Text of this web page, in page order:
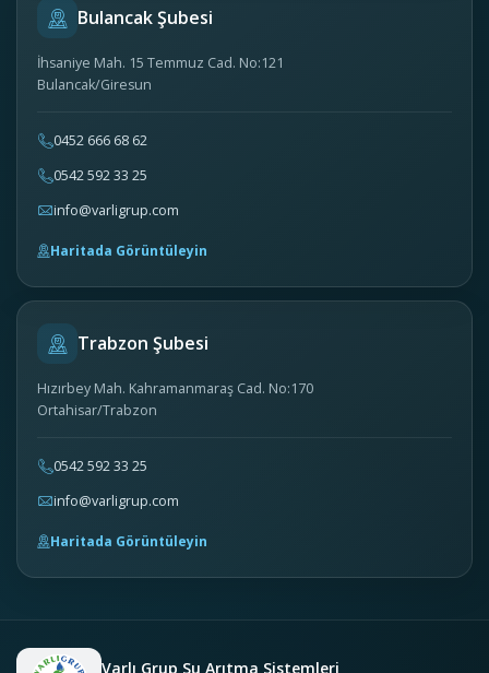
Bulancak Şubesi
İhsaniye Mah. 15 Temmuz Cad. No:121
Bulancak/Giresun
0452 666 68 62
0542 592 33 25
info@varligrup.com
Haritada Görüntüleyin
Trabzon Şubesi
Hızırbey Mah. Kahramanmaraş Cad. No:170
Ortahisar/Trabzon
0542 592 33 25
info@varligrup.com
Haritada Görüntüleyin
Varlı Grup Su Arıtma Sistemleri